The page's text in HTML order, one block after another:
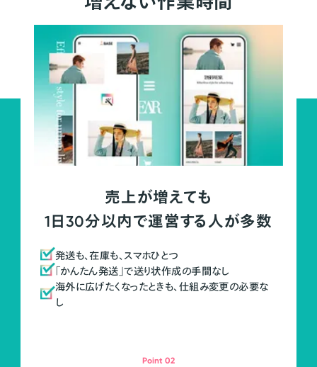
売上が増えても
1日30分以内で運営する人が多数
発送も、在庫も、スマホひとつ
「かんたん発送」で送り状作成の手間なし
海外に広げたくなったときも、仕組み変更の必要な
し
Point 02